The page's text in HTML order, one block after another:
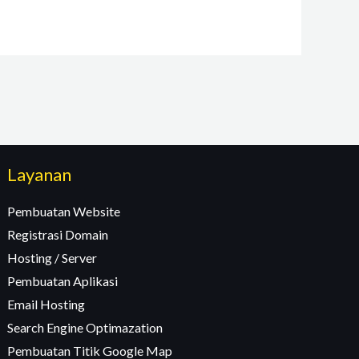
Layanan
Pembuatan Website
Registrasi Domain
Hosting / Server
Pembuatan Aplikasi
Email Hosting
Search Engine Optimazation
Pembuatan Titik Google Map